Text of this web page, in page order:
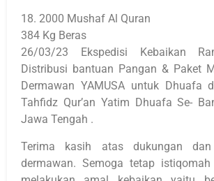
18. 2000 Mushaf Al Quran
384 Kg Beras
26/03/23 Ekspedisi Kebaikan
Distribusi bantuan Pangan & Paket
Dermawan YAMUSA untuk Dhuafa
Tahfidz Qur’an Yatim Dhuafa Se-
Jawa Tengah .
Terima kasih atas dukungan
dermawan. Semoga tetap